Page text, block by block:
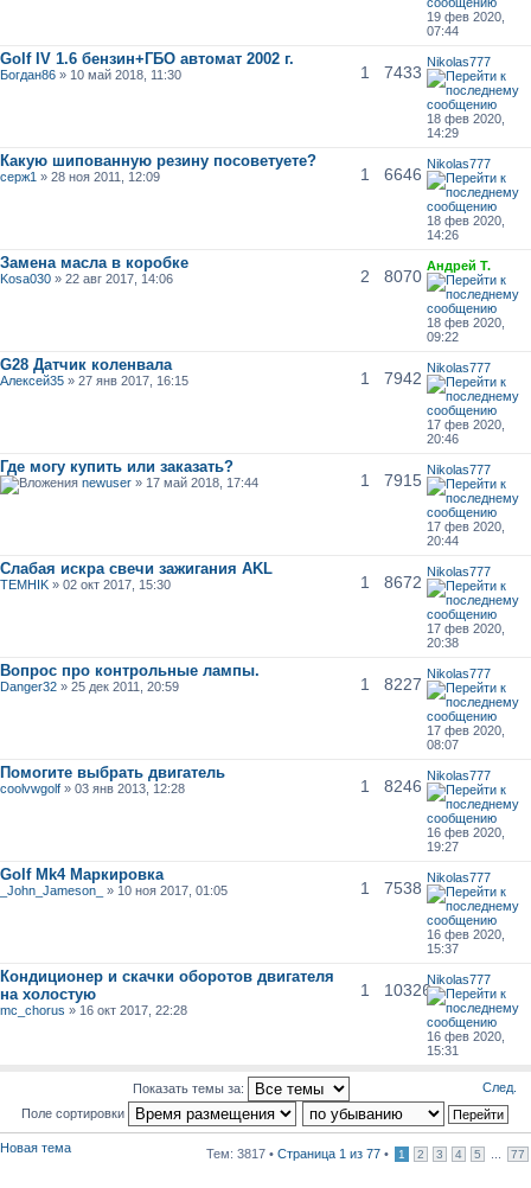
19 фев 2020,
07:44
Golf IV 1.6 бензин+ГБО автомат 2002 г.
Богдан86 » 10 май 2018, 11:30 1 7433
Nikolas777
18 фев 2020,
14:29
Какую шипованную резину посоветуете?
серж1 » 28 ноя 2011, 12:09 1 6646
Nikolas777
18 фев 2020,
14:26
Замена масла в коробке
Kosa030 » 22 авг 2017, 14:06 2 8070
Андрей Т.
18 фев 2020,
09:22
G28 Датчик коленвала
Алексей35 » 27 янв 2017, 16:15 1 7942
Nikolas777
17 фев 2020,
20:46
Где могу купить или заказать?
newuser » 17 май 2018, 17:44 1 7915
Nikolas777
17 фев 2020,
20:44
Слабая искра свечи зажигания AKL
TEMHIK » 02 окт 2017, 15:30 1 8672
Nikolas777
17 фев 2020,
20:38
Вопрос про контрольные лампы.
Danger32 » 25 дек 2011, 20:59 1 8227
Nikolas777
17 фев 2020,
08:07
Помогите выбрать двигатель
coolvwgolf » 03 янв 2013, 12:28 1 8246
Nikolas777
16 фев 2020,
19:27
Golf Mk4 Маркировка
_John_Jameson_ » 10 ноя 2017, 01:05 1 7538
Nikolas777
16 фев 2020,
15:37
Кондиционер и скачки оборотов двигателя
на холостую
mc_chorus » 16 окт 2017, 22:28
1 10326
Nikolas777
16 фев 2020,
15:31
След.
Показать темы за:
Поле сортировки
Новая тема Тем: 3817 • Страница 1 из 77 • 1 2 3 4 5 77